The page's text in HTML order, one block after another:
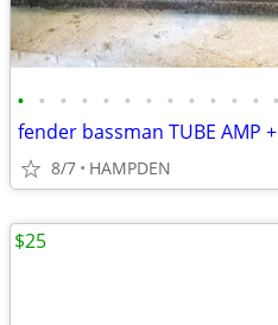
• • • • • • • • • • • • •
fender bassman TUBE AMP
8/7 HAMPDEN
$25